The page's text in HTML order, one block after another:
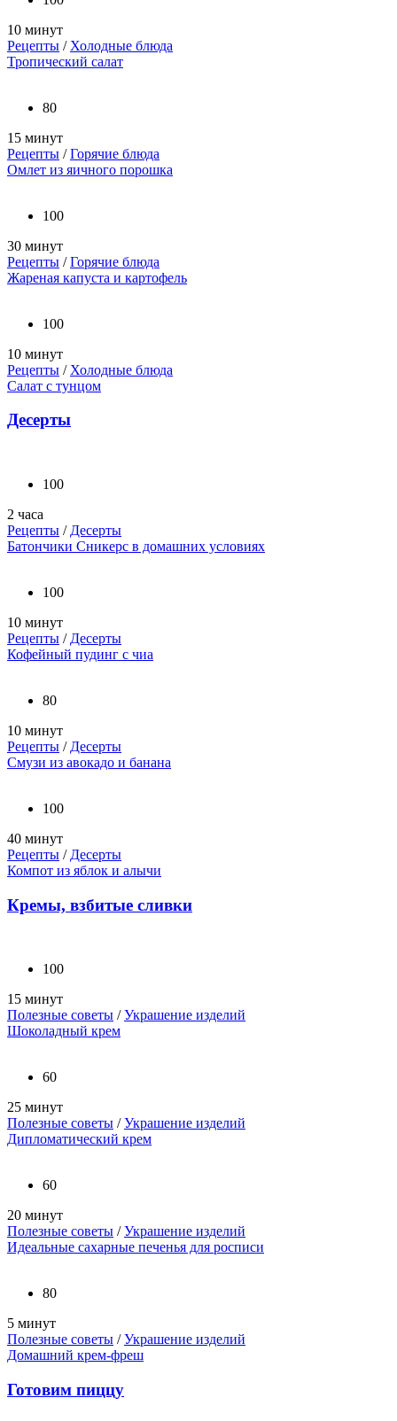
10 минут
Рецепты / Холодные блюда
Тропический салат
80
15 минут
Рецепты /Горячие блюда
Омлет из яичного порошка
100
30 минут
Рецепты /Горячие блюда
Жареная капуста и картофель
100
10 минут
Рецепты / Холодные блюда
Салат с тунцом
Десерты
100
2 часа
Рецепты / Десерты
Батончики Сникерс в домашних условиях
100
10 минут
Рецепты / Десерты
Кофейный пудинг с чиа
80
10 минут
Рецепты / Десерты
Смузи из авокадо и банана
100
40 минут
Рецепты / Десерты
Компот из яблок и алычи
Кремы, взбитые сливки
100
15 минут
Полезные советы /Украшение изделий
Шоколадный крем
60
25 минут
Полезные советы /Украшение изделий
Дипломатический крем
60
20 минут
Полезные советы /Украшение изделий
Идеальные сахарные печенья для росписи
80
5 минут
Полезные советы /Украшение изделий
Домашний крем-фреш
Готовим пиццу